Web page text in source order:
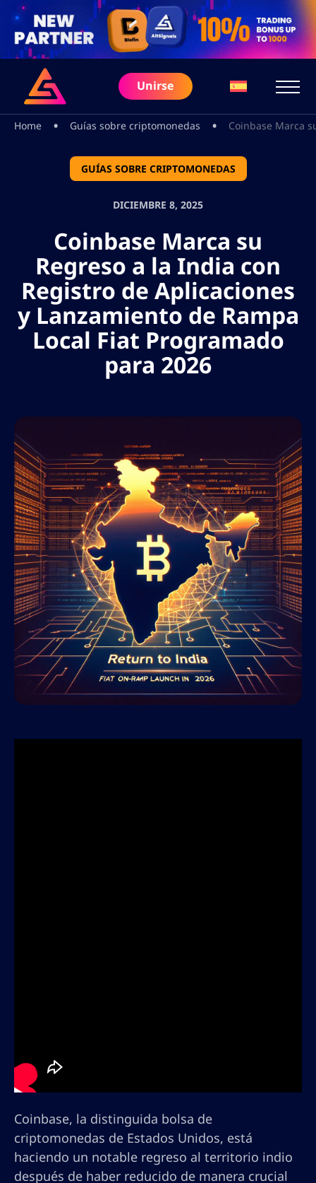
Unirse
Home • Guías sobre criptomonedas • Coinbase Marca
GUÍAS SOBRE CRIPTOMONEDAS
DICIEMBRE 8, 2025
Coinbase Marca su
Regreso a la India con
Registro de Aplicaciones
y Lanzamiento de Rampa
Local Fiat Programado
para 2026
Coinbase, la distinguida bolsa de
criptomonedas de Estados Unidos, está
haciendo un notable regreso al territorio indio
después de haber reducido de manera crucial